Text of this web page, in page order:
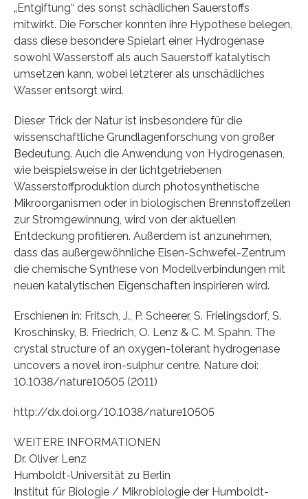
„Entgiftung“ des sonst schädlichen Sauerstoffs
mitwirkt. Die Forscher konnten ihre Hypothese belegen,
dass diese besondere Spielart einer Hydrogenase
sowohl Wasserstoff als auch Sauerstoff katalytisch
umsetzen kann, wobei letzterer als unschädliches
Wasser entsorgt wird.
Dieser Trick der Natur ist insbesondere für die
wissenschaftliche Grundlagenforschung von großer
Bedeutung. Auch die Anwendung von Hydrogenasen,
wie beispielsweise in der lichtgetriebenen
Wasserstoffproduktion durch photosynthetische
Mikroorganismen oder in biologischen Brennstoffzellen
zur Stromgewinnung, wird von der aktuellen
Entdeckung profitieren. Außerdem ist anzunehmen,
dass das außergewöhnliche Eisen-Schwefel-Zentrum
die chemische Synthese von Modellverbindungen mit
neuen katalytischen Eigenschaften inspirieren wird.
Erschienen in: Fritsch, J., P. Scheerer, S. Frielingsdorf, S.
Kroschinsky, B. Friedrich, O. Lenz & C. M. Spahn. The
crystal structure of an oxygen-tolerant hydrogenase
uncovers a novel iron-sulphur centre. Nature doi:
10.1038/nature10505 (2011)
http://dx.doi.org/10.1038/nature10505
WEITERE INFORMATIONEN
Dr. Oliver Lenz
Humboldt-Universität zu Berlin
Institut für Biologie / Mikrobiologie der Humboldt-